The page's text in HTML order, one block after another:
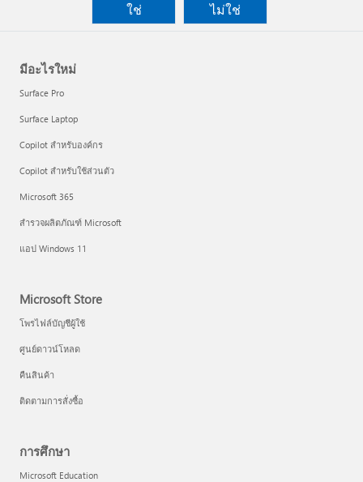
ใช่
ไม่ใช่
มีอะไรใหม่
Surface Pro
Surface Laptop
Copilot สำหรับองค์กร
Copilot สำหรับใช้ส่วนตัว
Microsoft 365
สำรวจผลิตภัณฑ์ Microsoft
แอป Windows 11
Microsoft Store
โพรไฟล์บัญชีผู้ใช้
ศูนย์ดาวน์โหลด
คืนสินค้า
ติดตามการสั่งซื้อ
การศึกษา
Microsoft Education